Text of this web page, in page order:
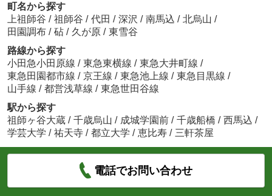
町名から探す
上祖師谷 / 祖師谷 / 代田 / 深沢 / 南馬込 / 北烏山 /
田園調布 / 砧 / 久が原 / 東雪谷
路線から探す
小田急小田原線 / 東急東横線 / 東急大井町線 /
東急田園都市線 / 京王線 / 東急池上線 / 東急目黒線 /
山手線 / 都営浅草線 / 東急世田谷線
駅から探す
祖師ヶ谷大蔵 / 千歳烏山 / 成城学園前 / 千歳船橋 / 西馬込 /
学芸大学 / 祐天寺 / 都立大学 / 恵比寿 / 三軒茶屋
電話でお問い合わせ